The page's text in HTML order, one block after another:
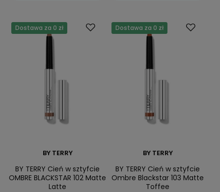
Dostawa za 0 zł
BY TERRY
BY TERRY Cień w sztyfcie
OMBRE BLACKSTAR 102 Matte
Latte
Dostawa za 0 zł
BY TERRY
BY TERRY Cień w sztyfcie
Ombre Blackstar 103 Matte
Toffee